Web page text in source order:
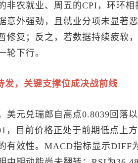
非农就业、周五的CPI，环环
意外强劲，且就业分项未显著
修复；反之，若数据持续疲软
轮下行。
发，关键支撑位成决战前线
美元兑瑞郎 自高点0.8039回落
，目前价格正处于前期低点上
有效性。MACD指标显示DIFF